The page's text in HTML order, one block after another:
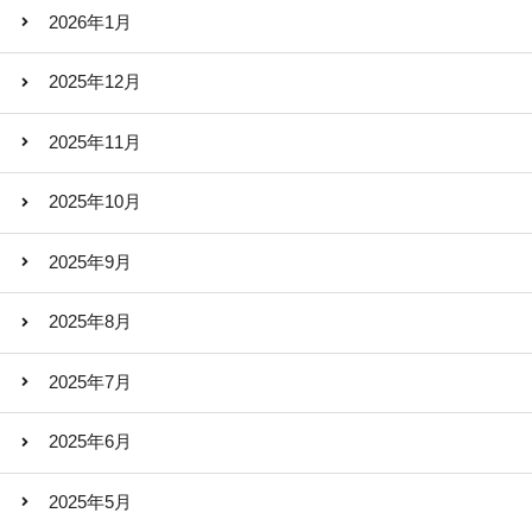
2026年1月
2025年12月
2025年11月
2025年10月
2025年9月
2025年8月
2025年7月
2025年6月
2025年5月